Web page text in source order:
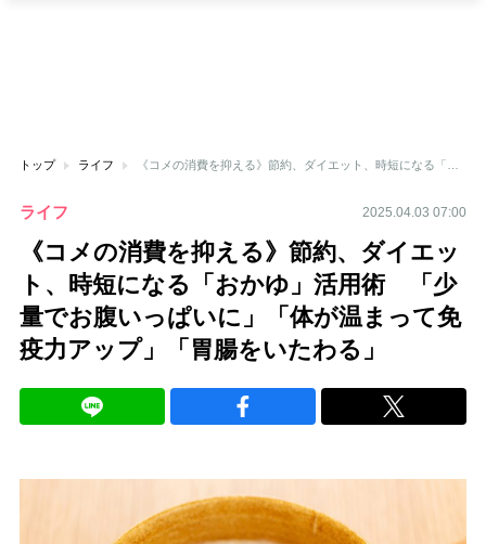
トップ ライフ
ライフ 2025.04.03 07:00
《コメの消費を抑える》節約、ダイエッ
ト、時短になる「おかゆ」活用術 「少
量でお腹いっぱいに」「体が温まって免
疫力アップ」「胃腸をいたわる」